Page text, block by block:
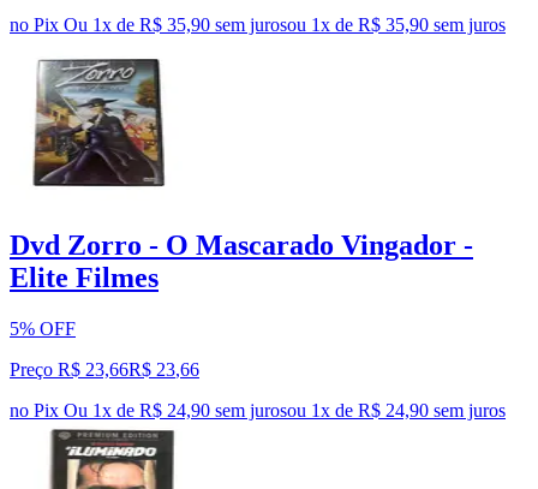
no Pix Ou 1x de R$ 35,90 sem jurosou 1x de R$ 35,90 sem juros
Dvd Zorro - O Mascarado Vingador -
Elite Filmes
5% OFF
Preço R$ 23,66R$ 23,66
no Pix Ou 1x de R$ 24,90 sem jurosou 1x de R$ 24,90 sem juros